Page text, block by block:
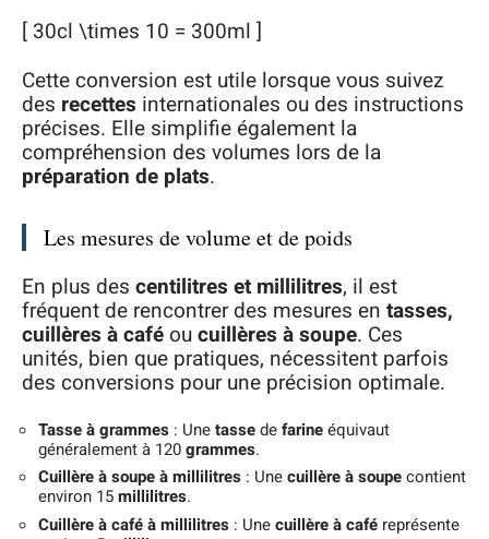
[ 30cl \times 10 = 300ml ]
Cette conversion est utile lorsque vous suivez
des recettes internationales ou des instructions
précises. Elle simplifie également la
compréhension des volumes lors de la
préparation de plats.
Les mesures de volume et de poids
En plus des centilitres et millilitres, il est
fréquent de rencontrer des mesures en tasses,
cuillères à café oucuillères à soupe. Ces
unités, bien que pratiques, nécessitent parfois
des conversions pour une précision optimale.
Tasse à grammes : Unetassedefarineéquivaut
généralement à 120grammes.
Cuillère à soupe à millilitres : Unecuillère à soupecontient
environ 15millilitres.
Cuillère à café à millilitres : Unecuillère à café représente